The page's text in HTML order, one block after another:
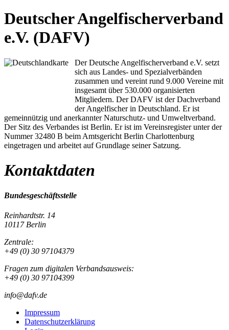
Deutscher Angelfischerverband
e.V. (DAFV)
Der Deutsche Angelfischerverband e.V. setzt
sich aus Landes- und Spezialverbänden
zusammen und vereint rund 9.000 Vereine mit
insgesamt über 530.000 organisierten
Mitgliedern. Der DAFV ist der Dachverband
der Angelfischer in Deutschland. Er ist
gemeinnützig und anerkannter Naturschutz- und Umweltverband.
Der Sitz des Verbandes ist Berlin. Er ist im Vereinsregister unter der
Nummer 32480 B beim Amtsgericht Berlin Charlottenburg
eingetragen und arbeitet auf Grundlage seiner Satzung.
Kontaktdaten
Bundesgeschäftsstelle
Reinhardtstr. 14
10117 Berlin
Zentrale:
+49 (0) 30 97104379
Fragen zum digitalen Verbandsausweis:
+49 (0) 30 97104399
info@dafv.de
Impressum
Datenschutzerklärung